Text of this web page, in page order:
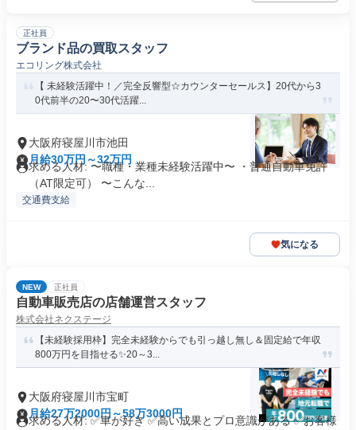
正社員
ブランド品の買取スタッフ
エコリング株式会社
【 未経験活躍中！／完全反響型☆カウンターセールス】20代から3
0代前半の20〜30代活躍...
大阪府寝屋川市池田
月給30万円～32万円
求める人材: 〜職種・業種未経験活躍中〜 ・普通自動車免許
（AT限定可） 〜こんな...
交通費支給
気になる
NEW 正社員
自動車販売店の店舗運営スタッフ
株式会社ネクステージ
【未経験採用枠】完全未経験からでも引っ越し無し＆固定給で年収
800万円を目指せる✨20～3...
大阪府寝屋川市宝町
月給27万2000円～58万3000円
求める人材: ✅車が好き ✅高い成果とプロ意識がある ✅お客様